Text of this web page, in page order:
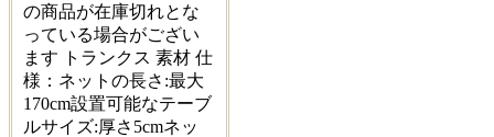
の商品が在庫切れとな
っている場合がござい
ます トランクス 素材 仕
様：ネットの長さ:最大
170cm設置可能なテーブ
ルサイズ:厚さ5cmネッ